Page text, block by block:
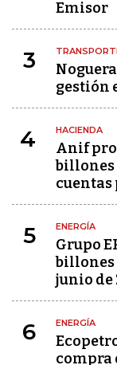
Emisor
3
gestión
4 HACIENDA
Anif
billones
cuentas
5 ENERGÍA
Grupo
billones
junio de
6 ENERGÍA
compra